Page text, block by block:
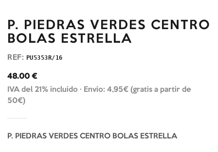
P. PIEDRAS VERDES CENTRO
BOLAS ESTRELLA
REF: PU5353R/16
48.00 €
IVA del 21% incluido · Envío: 4,95€ (gratis a partir de
50€)
P. PIEDRAS VERDES CENTRO BOLAS ESTRELLA